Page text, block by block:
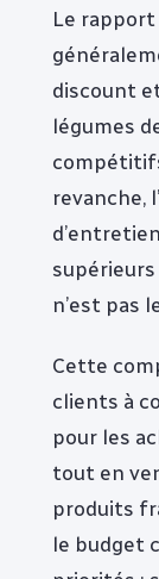
Le
discount
légumes
revanche,
supérieurs
n’est pas
Cette
clients à
pour les
tout en
produits
le budget